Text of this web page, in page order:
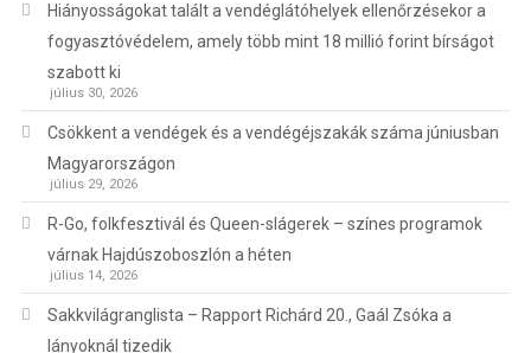
Hiányosságokat talált a vendéglátóhelyek ellenőrzésekor a
fogyasztóvédelem, amely több mint 18 millió forint bírságot
szabott ki
július 30, 2026
Csökkent a vendégek és a vendégéjszakák száma júniusban
Magyarországon
július 29, 2026
R-Go, folkfesztivál és Queen-slágerek – színes programok
várnak Hajdúszoboszlón a héten
július 14, 2026
Sakkvilágranglista – Rapport Richárd 20., Gaál Zsóka a
lányoknál tizedik